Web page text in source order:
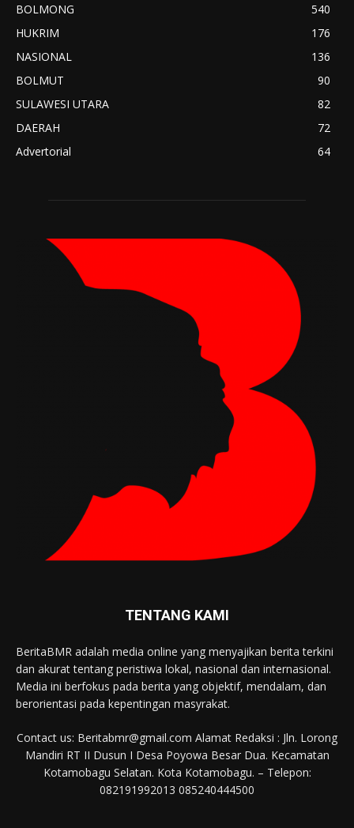
BOLMONG
540
HUKRIM
176
NASIONAL
136
BOLMUT
90
SULAWESI UTARA
82
DAERAH
72
Advertorial
64
TENTANG KAMI
BeritaBMR adalah media online yang menyajikan berita terkini
dan akurat tentang peristiwa lokal, nasional dan internasional.
Media ini berfokus pada berita yang objektif, mendalam, dan
berorientasi pada kepentingan masyrakat.
Contact us: Beritabmr@gmail.com Alamat Redaksi : Jln. Lorong
Mandiri RT II Dusun I Desa Poyowa Besar Dua. Kecamatan
Kotamobagu Selatan. Kota Kotamobagu. – Telepon:
082191992013 085240444500